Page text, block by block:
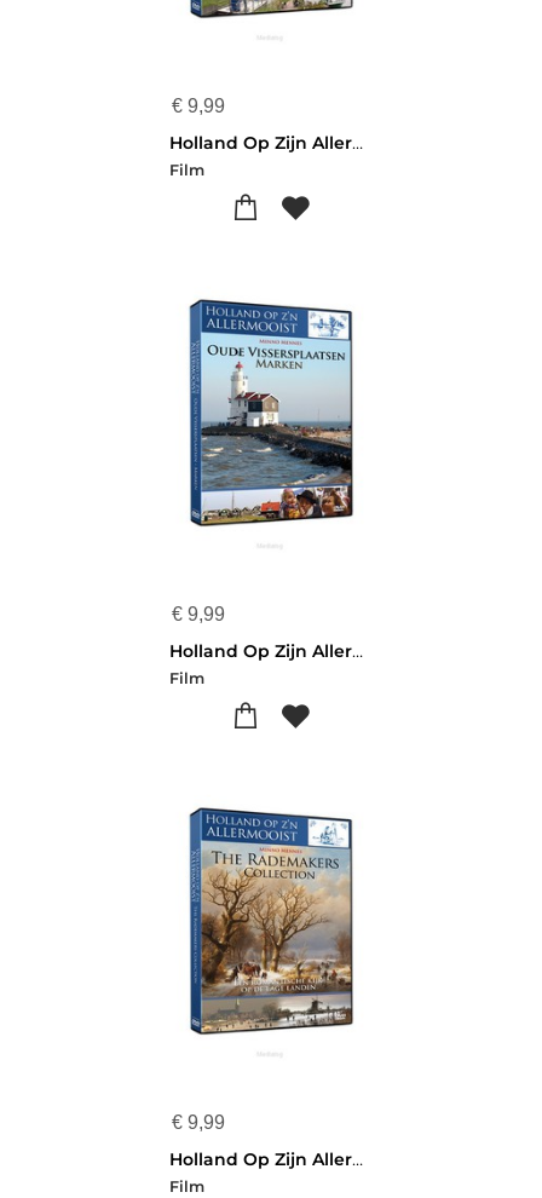
€ 9,99
Holland Op Zijn Allermooist - Rivierpont
Film
€ 9,99
Holland Op Zijn Allermooist - Oude Visse
Film
€ 9,99
Holland Op Zijn Allermooist - Rademakers
Film